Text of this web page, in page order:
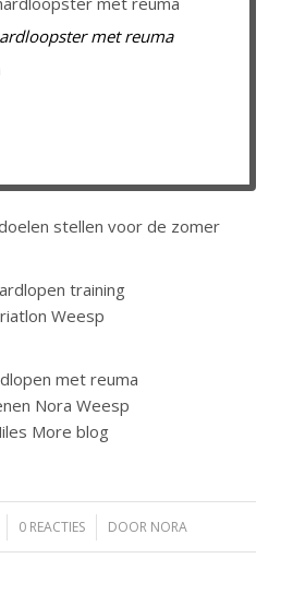
met reuma
0 REACTIES
/ DOOR NORA